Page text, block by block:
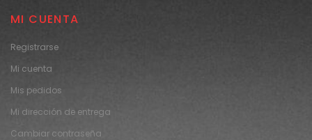
MI CUENTA
Registrarse
Mi cuenta
Mis pedidos
Mi dirección de entrega
Cambiar contraseña